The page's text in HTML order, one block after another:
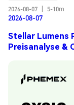
2026-08-07
5-10m
2026-08-07
Stellar Lumens
Preisanalyse &